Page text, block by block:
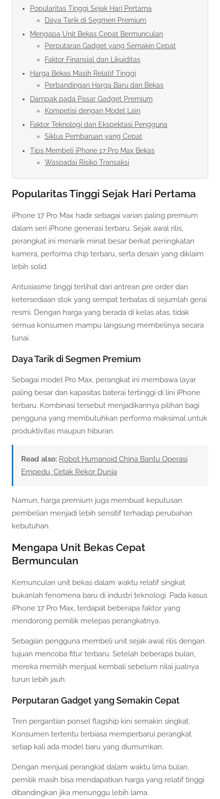
Popularitas Tinggi Sejak Hari Pertama
Daya Tarik di Segmen Premium
Mengapa Unit Bekas Cepat Bermunculan
Perputaran Gadget yang Semakin Cepat
Faktor Finansial dan Likuiditas
Harga Bekas Masih Relatif Tinggi
Perbandingan Harga Baru dan Bekas
Dampak pada Pasar Gadget Premium
Kompetisi dengan Model Lain
Faktor Teknologi dan Ekspektasi Pengguna
Siklus Pembaruan yang Cepat
Tips Membeli iPhone 17 Pro Max Bekas
Waspadai Risiko Transaksi
Popularitas Tinggi Sejak Hari Pertama
iPhone 17 Pro Max hadir sebagai varian paling premium
dalam seri iPhone generasi terbaru. Sejak awal rilis,
perangkat ini menarik minat besar berkat peningkatan
kamera, performa chip terbaru, serta desain yang diklaim
lebih solid.
Antusiasme tinggi terlihat dari antrean pre order dan
ketersediaan stok yang sempat terbatas di sejumlah gerai
resmi. Dengan harga yang berada di kelas atas, tidak
semua konsumen mampu langsung membelinya secara
tunai.
Daya Tarik di Segmen Premium
Sebagai model Pro Max, perangkat ini membawa layar
paling besar dan kapasitas baterai tertinggi di lini iPhone
terbaru. Kombinasi tersebut menjadikannya pilihan bagi
pengguna yang membutuhkan performa maksimal untuk
produktivitas maupun hiburan.
Read also: Robot Humanoid China Bantu Operasi
Empedu, Cetak Rekor Dunia
Namun, harga premium juga membuat keputusan
pembelian menjadi lebih sensitif terhadap perubahan
kebutuhan.
Mengapa Unit Bekas Cepat
Bermunculan
Kemunculan unit bekas dalam waktu relatif singkat
bukanlah fenomena baru di industri teknologi. Pada kasus
iPhone 17 Pro Max, terdapat beberapa faktor yang
mendorong pemilik melepas perangkatnya.
Sebagian pengguna membeli unit sejak awal rilis dengan
tujuan mencoba fitur terbaru. Setelah beberapa bulan,
mereka memilih menjual kembali sebelum nilai jualnya
turun lebih jauh.
Perputaran Gadget yang Semakin Cepat
Tren pergantian ponsel flagship kini semakin singkat.
Konsumen tertentu terbiasa memperbarui perangkat
setiap kali ada model baru yang diumumkan.
Dengan menjual perangkat dalam waktu lima bulan,
pemilik masih bisa mendapatkan harga yang relatif tinggi
dibandingkan jika menunggu lebih lama.